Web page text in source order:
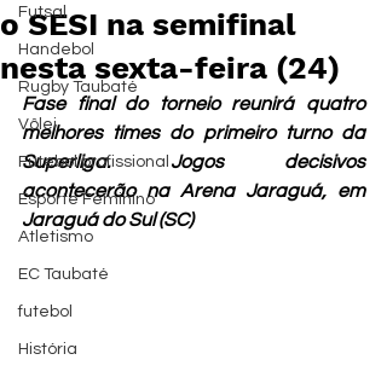
Futsal
Handebol
Rugby Taubaté
Vôlei
Futebol profissional
Esporte Feminino
Atletismo
EC Taubaté
futebol
História
o SESI na semifinal
nesta sexta-feira (24)
Fase final do torneio reunirá quatro
melhores times do primeiro turno da
Superliga. Jogos decisivos
acontecerão na Arena Jaraguá, em
Jaraguá do Sul (SC)